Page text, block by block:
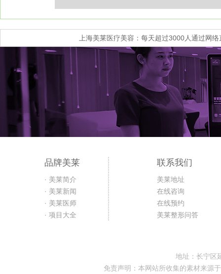
上海美莱医疗美容：每天超过3000人通过网
品牌美莱
· 美莱简介
· 美莱新闻
· 美莱医师
· 项目大全
联系我们
美莱地址
在线咨询
在线预约
美莱整形问答
地址：长宁区
免责声明：本网站所收集的素材来源